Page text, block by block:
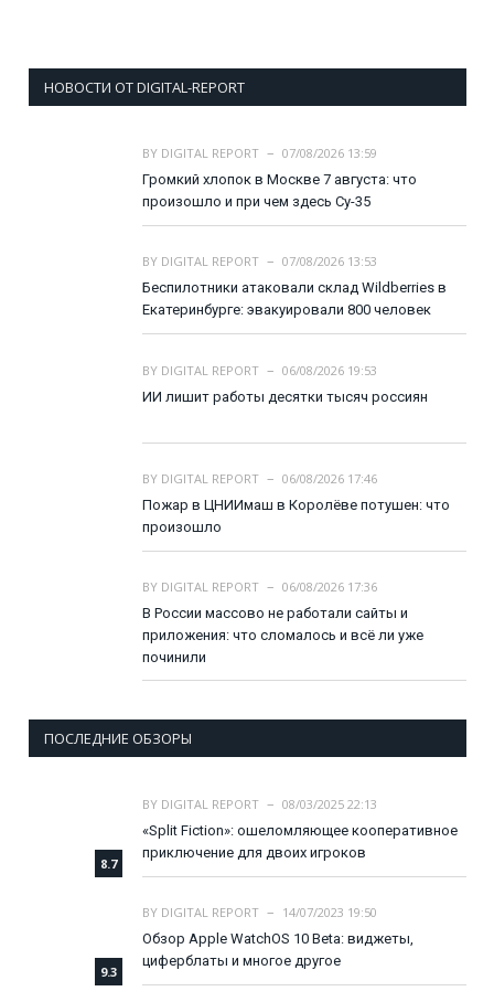
НОВОСТИ ОТ DIGITAL-REPORT
BY DIGITAL REPORT
07/08/2026 13:59
Громкий хлопок в Москве 7 августа: что
произошло и при чем здесь Су-35
BY DIGITAL REPORT
07/08/2026 13:53
Беспилотники атаковали склад Wildberries в
Екатеринбурге: эвакуировали 800 человек
BY DIGITAL REPORT
06/08/2026 19:53
ИИ лишит работы десятки тысяч россиян
BY DIGITAL REPORT
06/08/2026 17:46
Пожар в ЦНИИмаш в Королёве потушен: что
произошло
BY DIGITAL REPORT
06/08/2026 17:36
В России массово не работали сайты и
приложения: что сломалось и всё ли уже
починили
ПОСЛЕДНИЕ ОБЗОРЫ
8.7
BY DIGITAL REPORT
08/03/2025 22:13
«Split Fiction»: ошеломляющее кооперативное
приключение для двоих игроков
9.3
BY DIGITAL REPORT
14/07/2023 19:50
Обзор Apple WatchOS 10 Beta: виджеты,
циферблаты и многое другое